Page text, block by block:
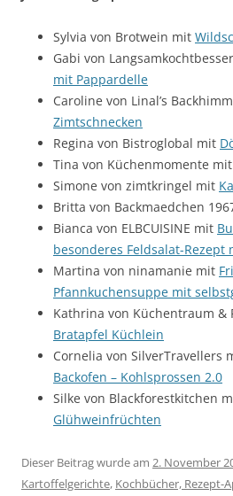
Sylvia von Brotwein mit
Gabi von
mit Pappardelle
Caroline von Linal’s
Zimtschnecken
Regina von Bistroglobal mit
Tina von Küchenmomente mit
Simone von zimtkringel mit
Britta von Backmaedchen
Bianca von ELBCUISINE mit
besonderes Feldsalat-Rezept
Martina von ninamanie mit
Pfannkuchensuppe mit
Kathrina von Küchentraum &
Bratapfel Küchlein
Cornelia von SilverTravellers
Backofen – Kohlsprossen 2.0
Silke von Blackforestkitchen
Glühweinfrüchten
Dieser Beitrag wurde am 2. November
Kartoffelgerichte, Kochbücher, Rezept-